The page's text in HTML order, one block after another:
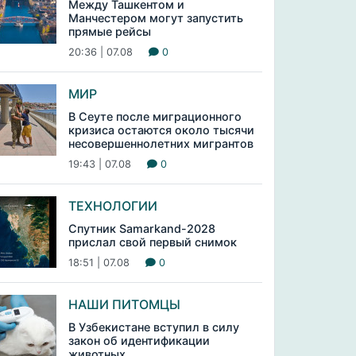
Между Ташкентом и
Манчестером могут запустить
прямые рейсы
20:36 | 07.08 0
МИР
В Сеуте после миграционного
кризиса остаются около тысячи
несовершеннолетних мигрантов
19:43 | 07.08 0
ТЕХНОЛОГИИ
Спутник Samarkand-2028
прислал свой первый снимок
18:51 | 07.08 0
НАШИ ПИТОМЦЫ
В Узбекистане вступил в силу
закон об идентификации